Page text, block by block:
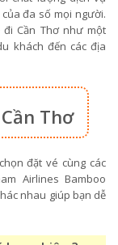
đa số mọi người.
Cần Thơ như một
khách đến các địa
Thơ
đặt vé cùng các
Airlines Bamboo
nhau giúp bạn dễ